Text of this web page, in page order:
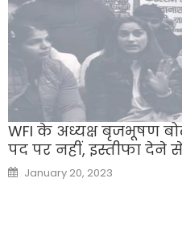
WFI के अध्यक्ष बृजभूषण
पद पर नहीं, इस्तीफा देने
Posted
on
January 20, 2023